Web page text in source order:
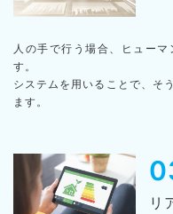
人の手で行う場合、ヒュー
す。
システムを用いることで、そ
ます。
リ